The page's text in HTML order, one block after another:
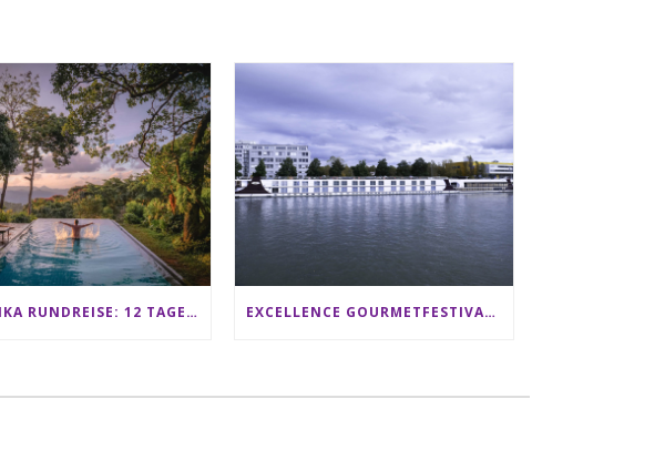
SRI LANKA RUNDREISE: 12 TAGE ZWISCHEN ELEFANTEN, TEEPLANTAGEN & STRAND ALS FAMILIE EXCELLENCE GOURMETFESTIVAL ´25: ZWEI STERNEKÖCHE ANTONIO GUIDA & DARIO MORESCO VERWÖHNEN IHRE GÄSTE AUF EINER LUXERIÖSEN SCHIFFSREISE